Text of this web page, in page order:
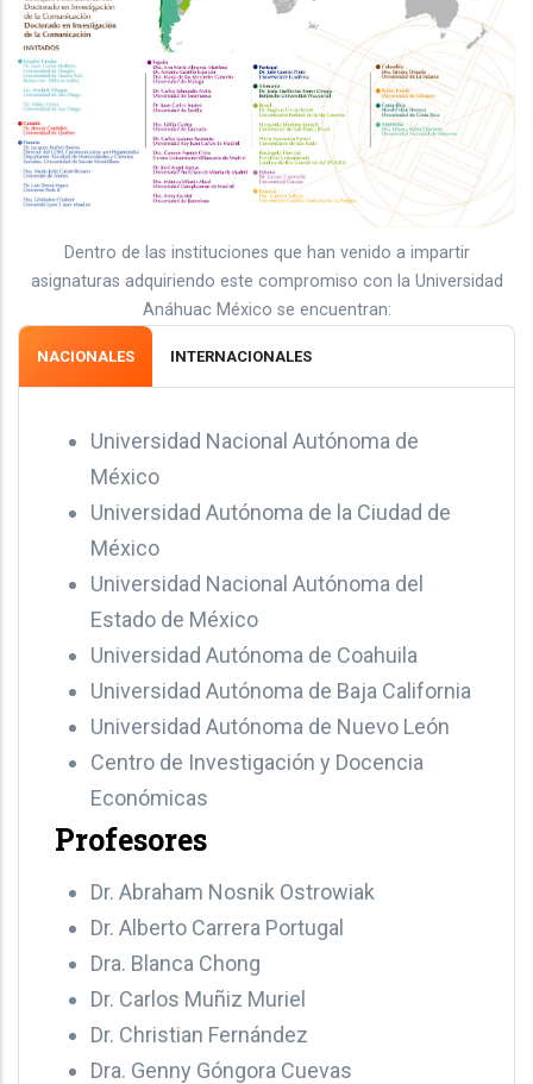
Dentro de las instituciones que han venido a impartir
asignaturas adquiriendo este compromiso con la Universidad
Anáhuac México se encuentran:
NACIONALES INTERNACIONALES
Universidad Nacional Autónoma de
México
Universidad Autónoma de la Ciudad de
México
Universidad Nacional Autónoma del
Estado de México
Universidad Autónoma de Coahuila
Universidad Autónoma de Baja California
Universidad Autónoma de Nuevo León
Centro de Investigación y Docencia
Económicas
Profesores
Dr. Abraham Nosnik Ostrowiak
Dr. Alberto Carrera Portugal
Dra. Blanca Chong
Dr. Carlos Muñiz Muriel
Dr. Christian Fernández
Dra. Genny Góngora Cuevas